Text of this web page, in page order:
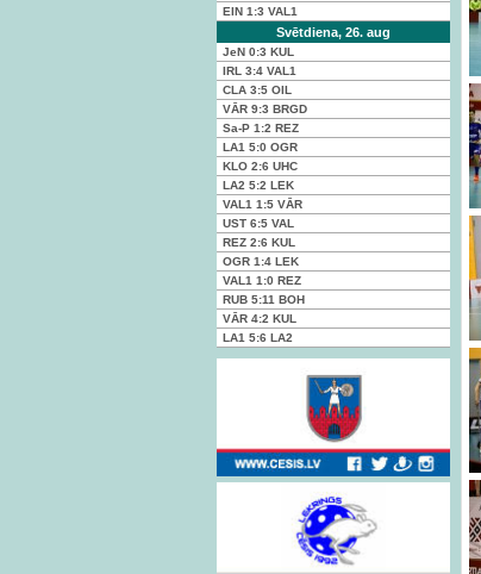
EIN 1:3 VAL1
Svētdiena, 26. aug
JeN 0:3 KUL
IRL 3:4 VAL1
CLA 3:5 OIL
VĀR 9:3 BRGD
Sa-P 1:2 REZ
LA1 5:0 OGR
KLO 2:6 UHC
LA2 5:2 LEK
VAL1 1:5 VĀR
UST 6:5 VAL
REZ 2:6 KUL
OGR 1:4 LEK
VAL1 1:0 REZ
RUB 5:11 BOH
VĀR 4:2 KUL
LA1 5:6 LA2